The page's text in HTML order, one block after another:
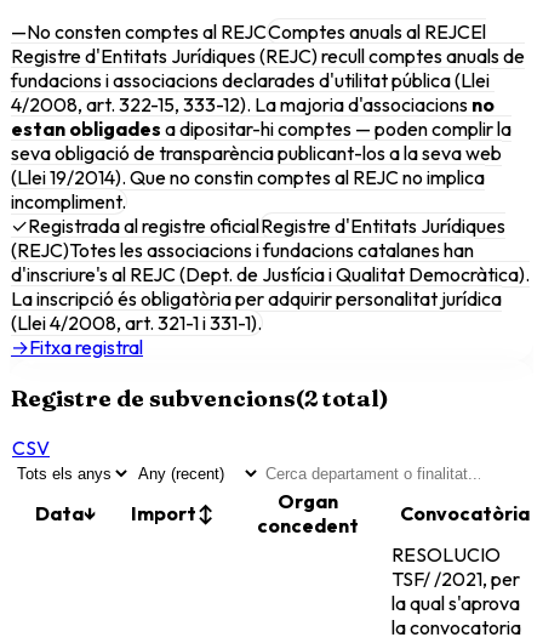
—No consten comptes al REJCComptes anuals al REJCEl
Registre d'Entitats Jurídiques (REJC) recull comptes anuals de
fundacions i associacions declarades d'utilitat pública (Llei
4/2008, art. 322-15, 333-12). La majoria d'associacions no
estan obligades a dipositar-hi comptes — poden complir la
seva obligació de transparència publicant-los a la seva web
(Llei 19/2014). Que no constin comptes al REJC no implica
incompliment.
✓Registrada al registre oficialRegistre d'Entitats Jurídiques
(REJC)Totes les associacions i fundacions catalanes han
d'inscriure's al REJC (Dept. de Justícia i Qualitat Democràtica).
La inscripció és obligatòria per adquirir personalitat jurídica
(Llei 4/2008, art. 321-1 i 331-1).
→Fitxa registral
Registre de subvencions(2total)
CSV
Data↓ Import↕
Organ
concedent
Convocatòria
RESOLUCIO
TSF/ /2021, per
la qual s'aprova
la convocatoria